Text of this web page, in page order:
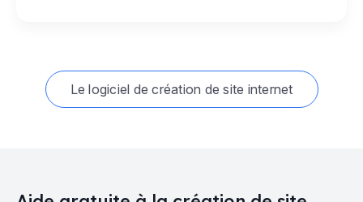
Le logiciel de création de site internet